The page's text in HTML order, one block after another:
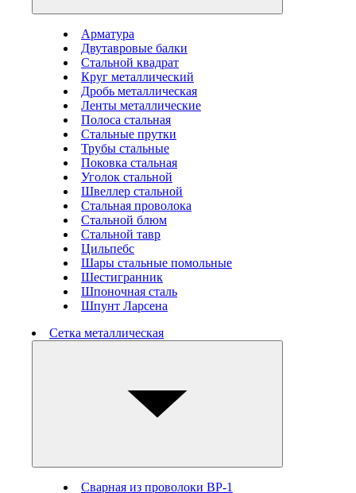
Арматура
Двутавровые балки
Стальной квадрат
Круг металлический
Дробь металлическая
Ленты металлические
Полоса стальная
Стальные прутки
Трубы стальные
Поковка стальная
Уголок стальной
Швеллер стальной
Стальная проволока
Стальной блюм
Стальной тавр
Цильпебс
Шары стальные помольные
Шестигранник
Шпоночная сталь
Шпунт Ларсена
Сетка металлическая
Сварная из проволоки ВР-1